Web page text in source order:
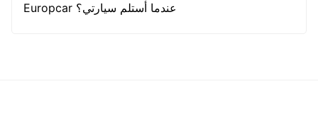
Europcar عندما أستلم سيارتي؟